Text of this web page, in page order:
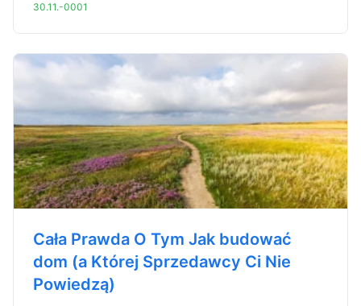
30.11.-0001
Cała Prawda O Tym Jak budować
dom (a Której Sprzedawcy Ci Nie
Powiedzą)